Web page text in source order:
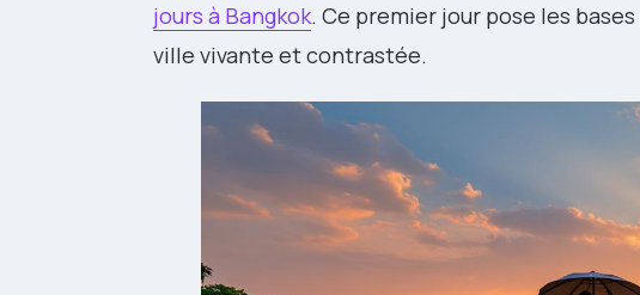
jours à Bangkok. Ce premier jour pose les
ville vivante et contrastée.